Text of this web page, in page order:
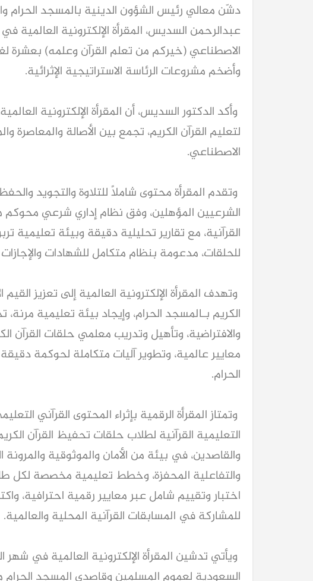
دشّن معالي رئيس الشؤون الدينية بالمسجد الحرام
عبدالرحمن السديس، المقرأة الإلكترونية العالمية
الاصطناعي (خيركم من تعلم القرآن وعلمه) بعشرة
وأضخم مشروعات الرئاسة الاستراتيجية الإثرائية.
وأكد الدكتور السديس، أن المقرأة الإلكترونية
لتعليم القرآن الكريم، تجمع بين الأصالة والمعاصرة
الاصطناعي.
وتقدم المقرأة محتوى شاملًا للتلاوة والتجويد
الشرعيين المؤهلين، وفق نظام إداري شرعي محوكم
القرآنية، مع تقارير تحليلية دقيقة وبيئة تعليمية
للحلقات، مدعومة بنظام متكامل للشهادات
وتهدف المقرأة الإلكترونية العالمية إلى تعزيز
الكريم بـالمسجد الحرام، وإيجاد بيئة تعليمية
والافتراضية، وتأهيل وتدريب معلمي حلقات القرآن
معايير عالمية، وتطوير آليات متكاملة لحوكمة
الحرام.
وتمتاز المقرأة الرقمية بإثراء المحتوى القرآني
التعليمية القرآنية لطلاب حلقات تحفيظ القرآن
والقاصدين، في بيئة من الأمان والموثوقية والمرونة
والتفاعلية المحفزة، وخطط تعليمية مخصصة لكل
اختبار وتقييم شامل عبر معايير رقمية احترافية،
للمشاركة في المسابقات القرآنية المحلية والعالمية.
ويأتي تدشين المقرأة الإلكترونية العالمية في شهر
السعودية لعموم المسلمين وقاصدي المسجد الحرام